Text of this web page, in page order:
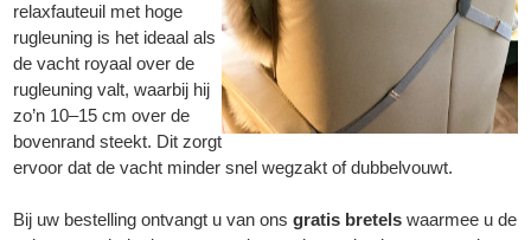
relaxfauteuil met hoge
rugleuning is het ideaal als
de vacht royaal over de
rugleuning valt, waarbij hij
zo’n 10–15 cm over de
bovenrand steekt. Dit zorgt
ervoor dat de vacht minder snel wegzakt of dubbelvouwt.
Bij uw bestelling ontvangt u van ons gratis bretels waarmee u de